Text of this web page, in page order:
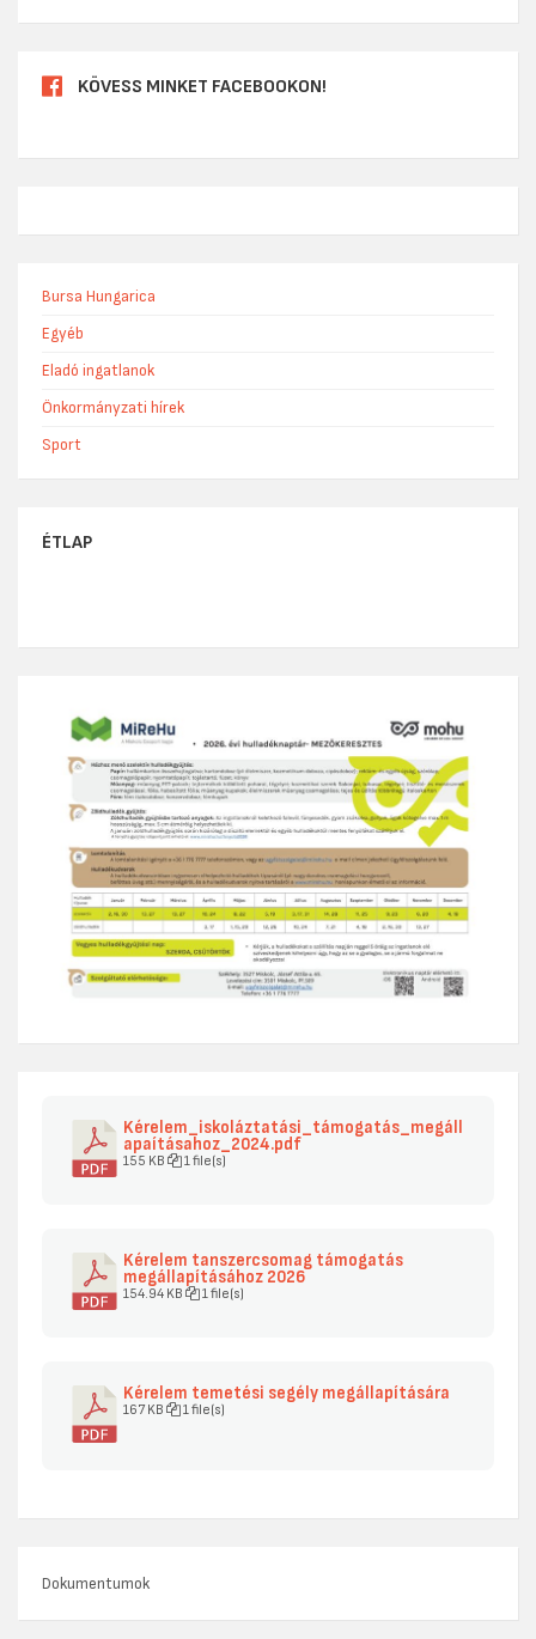
KÖVESS MINKET FACEBOOKON!
Bursa Hungarica
Egyéb
Eladó ingatlanok
Önkormányzati hírek
Sport
ÉTLAP
Kérelem_iskoláztatási_támogatás_megáll
apaításahoz_2024.pdf
155 KB 1 file(s)
Kérelem tanszercsomag támogatás
megállapításához 2026
154.94 KB 1 file(s)
Kérelem temetési segély megállapítására
167 KB 1 file(s)
Dokumentumok